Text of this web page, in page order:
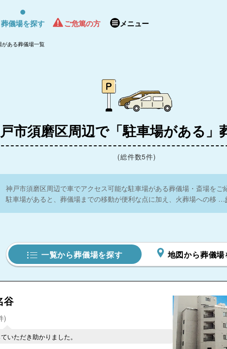
葬儀場を探す ご危篤の方 メニュー
がある葬儀場一覧
市須磨区周辺で「駐車場がある」
(総件数5件)
神戸市須磨区周辺で車でアクセス可能な駐車場がある葬儀場・斎場をご
駐車場があると、葬儀場までの移動が便利な点に加え、火葬場への移 …
一覧から葬儀場を探す 地図から葬儀場
谷
)
いただき助かりました。